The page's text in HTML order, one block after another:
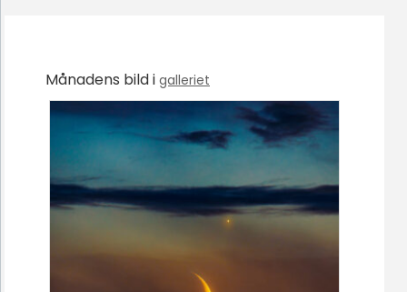
Månadens bild i galleriet